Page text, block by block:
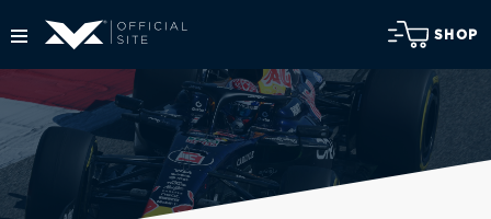
SHOP